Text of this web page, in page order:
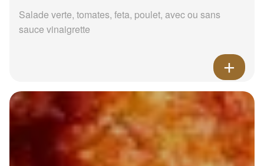
Salade verte, tomates, feta, poulet, avec ou sans
sauce vinaigrette